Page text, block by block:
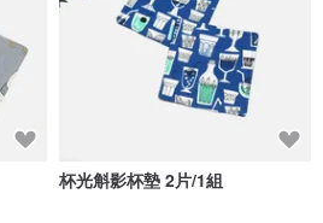
杯光斛影杯墊 2片/1組